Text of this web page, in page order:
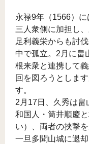
永禄9年（1566）
三人衆側に加担し
足利義栄からも討
中で孤立。2月に畠
根来衆と連携して
回を図ろうとしま
す。
2月17日、久秀は畠
和国人・筒井順慶
い）、両者の挟撃
一旦多聞山城に退